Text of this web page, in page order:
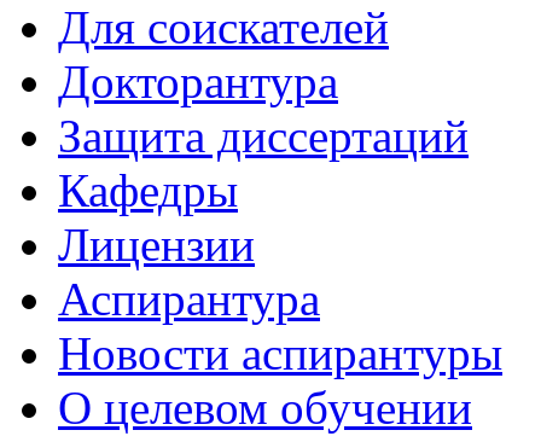
Для соискателей
Докторантура
Защита диссертаций
Кафедры
Лицензии
Аспирантура
Новости аспирантуры
О целевом обучении